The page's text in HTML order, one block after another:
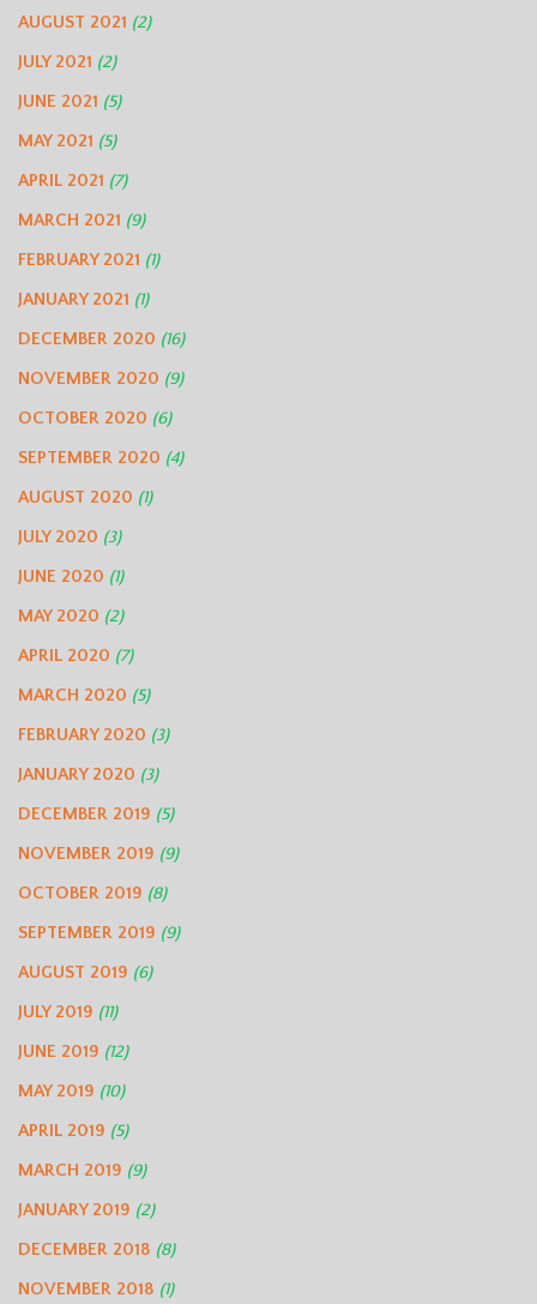
AUGUST 2021 (2)
JULY 2021 (2)
JUNE 2021 (5)
MAY 2021 (5)
APRIL 2021 (7)
MARCH 2021 (9)
FEBRUARY 2021 (1)
JANUARY 2021 (1)
DECEMBER 2020 (16)
NOVEMBER 2020 (9)
OCTOBER 2020 (6)
SEPTEMBER 2020 (4)
AUGUST 2020 (1)
JULY 2020 (3)
JUNE 2020 (1)
MAY 2020 (2)
APRIL 2020 (7)
MARCH 2020 (5)
FEBRUARY 2020 (3)
JANUARY 2020 (3)
DECEMBER 2019 (5)
NOVEMBER 2019 (9)
OCTOBER 2019 (8)
SEPTEMBER 2019 (9)
AUGUST 2019 (6)
JULY 2019 (11)
JUNE 2019 (12)
MAY 2019 (10)
APRIL 2019 (5)
MARCH 2019 (9)
JANUARY 2019 (2)
DECEMBER 2018 (8)
NOVEMBER 2018 (1)